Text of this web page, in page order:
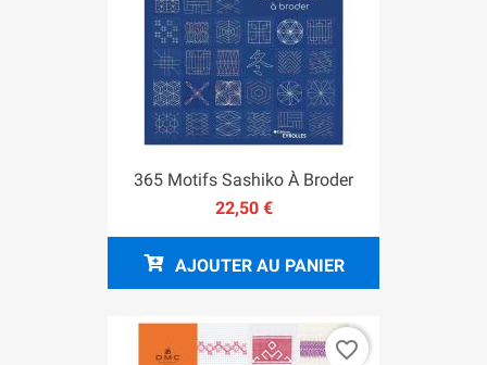
365 Motifs Sashiko À Broder
22,50 €
AJOUTER AU PANIER
favorite_border